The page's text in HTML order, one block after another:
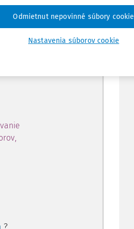
prístup na 10
obsahu:
Nastavenia súborov cookie
Odmietnut nepovinné súbory cookie